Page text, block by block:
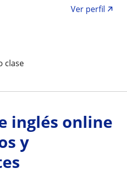
Ver perfil
clase
inglés online
y